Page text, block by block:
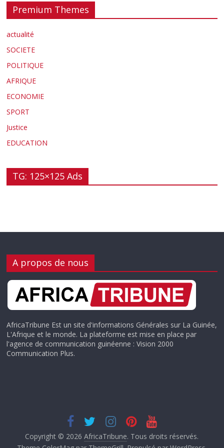
Premium Themes
actualité
SOCIETE
POLITIQUE
AFRIQUE
ECONOMIE
SPORT
Justice
EDUCATION
TG: 125×125 Ads
A propos de nous
AfricaTribune Est un site d'informations Générales sur La Guinée,
L'Afrique et le monde. La plateforme est mise en place par
l'agence de communication guinéenne : Vision 2000
Communication Plus.
Copyright © 2026AfricaTribune. Tous droits réservés.